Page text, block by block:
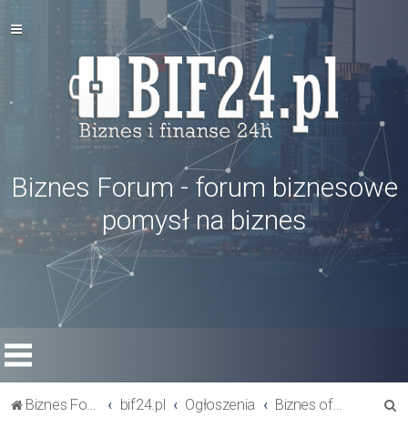
Biznes Forum - forum biznesowe
pomysł na biznes
Biznes Forum bif24.pl Ogłoszenia Biznes oferty - szukam rynku zbytu